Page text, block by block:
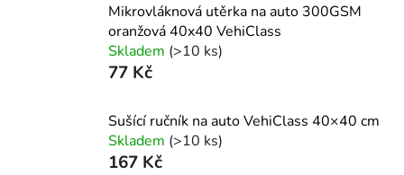
Mikrovláknová utěrka na auto 300GSM
oranžová 40x40 VehiClass
Skladem (>10 ks)
77 Kč
Sušící ručník na auto VehiClass 40×40 cm
Skladem (>10 ks)
167 Kč